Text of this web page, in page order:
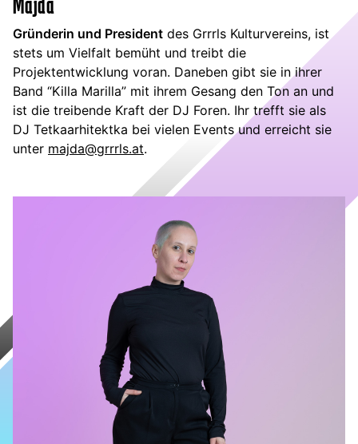
Gründerin und President des Grrrls Kulturvereins, ist
stets um Vielfalt bemüht und treibt die
Projektentwicklung voran. Daneben gibt sie in ihrer
Band “Killa Marilla” mit ihrem Gesang den Ton an und
ist die treibende Kraft der DJ Foren. Ihr trefft sie als
DJ Tetkaarhitektka bei vielen Events und erreicht sie
unter majda@grrrls.at.